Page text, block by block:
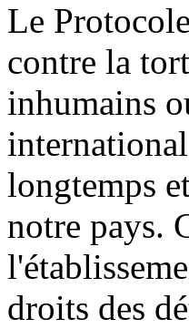
Le
contre la
inhumains
longtemps
notre pays.
droits des